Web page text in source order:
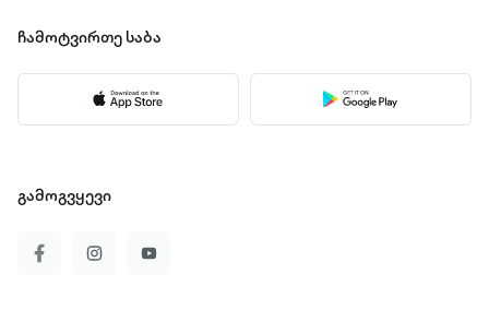
ჩამოტვირთე საბა
გამოგვყევი